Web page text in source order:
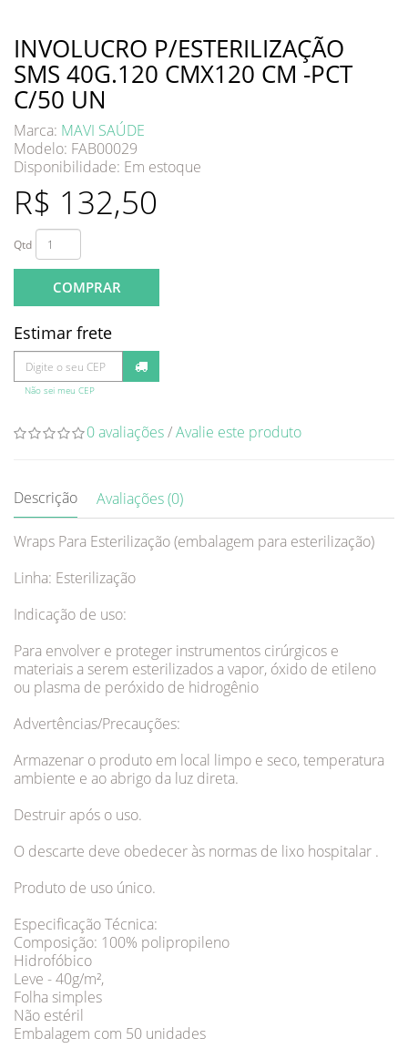
INVOLUCRO P/ESTERILIZAÇÃO
SMS 40G.120 CMX120 CM -PCT
C/50 UN
Marca: MAVI SAÚDE
Modelo: FAB00029
Disponibilidade: Em estoque
R$ 132,50
Qtd
COMPRAR
Estimar frete
Não sei meu CEP
0 avaliações/Avalie este produto
Descrição Avaliações (0)
Wraps Para Esterilização (embalagem para esterilização)
Linha: Esterilização
Indicação de uso:
Para envolver e proteger instrumentos cirúrgicos e
materiais a serem esterilizados a vapor, óxido de etileno
ou plasma de peróxido de hidrogênio
Advertências/Precauções:
Armazenar o produto em local limpo e seco, temperatura
ambiente e ao abrigo da luz direta.
Destruir após o uso.
O descarte deve obedecer às normas de lixo hospitalar .
Produto de uso único.
Especificação Técnica:
Composição: 100% polipropileno
Hidrofóbico
Leve - 40g/m²,
Folha simples
Não estéril
Embalagem com 50 unidades